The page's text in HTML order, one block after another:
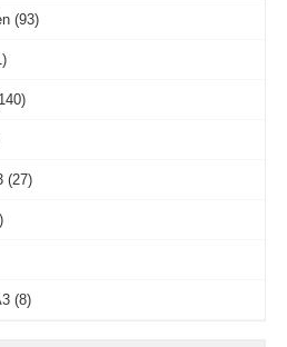
(93)
(27)
(8)